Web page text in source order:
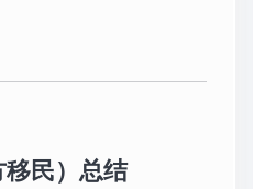
民）总结